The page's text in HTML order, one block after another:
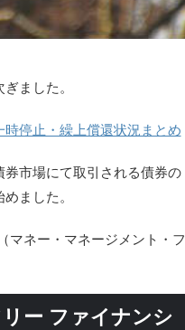
ました。
停止・繰上償還状況まとめ
市場にて取引される債券の
ました。
マネー・マネージメント・フ
ー ファイナンシ